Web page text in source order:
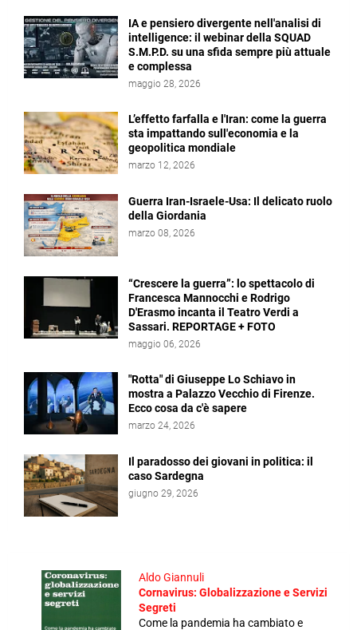
IA e pensiero divergente nell'analisi di
intelligence: il webinar della SQUAD
S.M.P.D. su una sfida sempre più attuale
e complessa
maggio 28, 2026
L’effetto farfalla e l'Iran: come la guerra
sta impattando sull'economia e la
geopolitica mondiale
marzo 12, 2026
Guerra Iran-Israele-Usa: Il delicato ruolo
della Giordania
marzo 08, 2026
“Crescere la guerra”: lo spettacolo di
Francesca Mannocchi e Rodrigo
D'Erasmo incanta il Teatro Verdi a
Sassari. REPORTAGE + FOTO
maggio 06, 2026
"Rotta" di Giuseppe Lo Schiavo in
mostra a Palazzo Vecchio di Firenze.
Ecco cosa da c'è sapere
marzo 24, 2026
Il paradosso dei giovani in politica: il
caso Sardegna
giugno 29, 2026
Aldo Giannuli
Cornavirus: Globalizzazione e Servizi
Segreti
Come la pandemia ha cambiato e